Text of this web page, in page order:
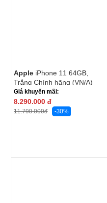
Apple iPhone 11 64GB,
Trắng Chính hãng (VN/A)
Giá khuyến mãi:
8.290.000 đ
11.790.000đ -30%